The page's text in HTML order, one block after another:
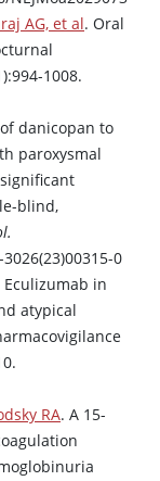
AG, et al. Oral
1008.
danicopan to
paroxysmal
blind,
0
Eculizumab in
atypical
RA. A 15-